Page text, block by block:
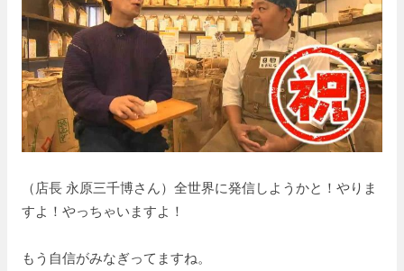
（店長 永原三千博さん）全世界に発信しようかと！やりま
すよ！やっちゃいますよ！
もう自信がみなぎってますね。